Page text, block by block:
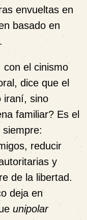
envueltas en
basado en
con el cinismo
dice que el
iraní, sino
familiar? Es el
reducir
y
de la libertad.
deja en
unipolar